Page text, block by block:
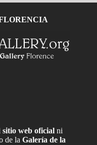
sitio web oficial ni
de la Galería de la